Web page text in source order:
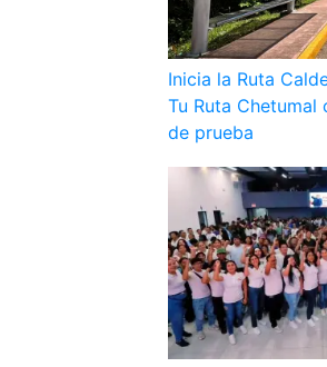
Inicia la Ruta
Tu Ruta
de prueba